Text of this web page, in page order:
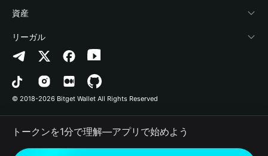
Help Center
お問い合わせ
ブランドリソース
キャリア
Crypto Swap API
Altcoin Season Index
Prediction Markets
DApp
RWA
Bitget Wallet Pay
プロジェクトを掲載
セキュリティ技術
暗号資産を購入
認証検出
コントラクト検出
一括送金
資産
Arbitrum
Avalanche
Bitcoin
Polygon
リーガル
プライバシーポリシー
利用規約
© 2018-2026 Bitget Wallet All Rights Reserved
トークンを1分で理解―アプリで始めよう